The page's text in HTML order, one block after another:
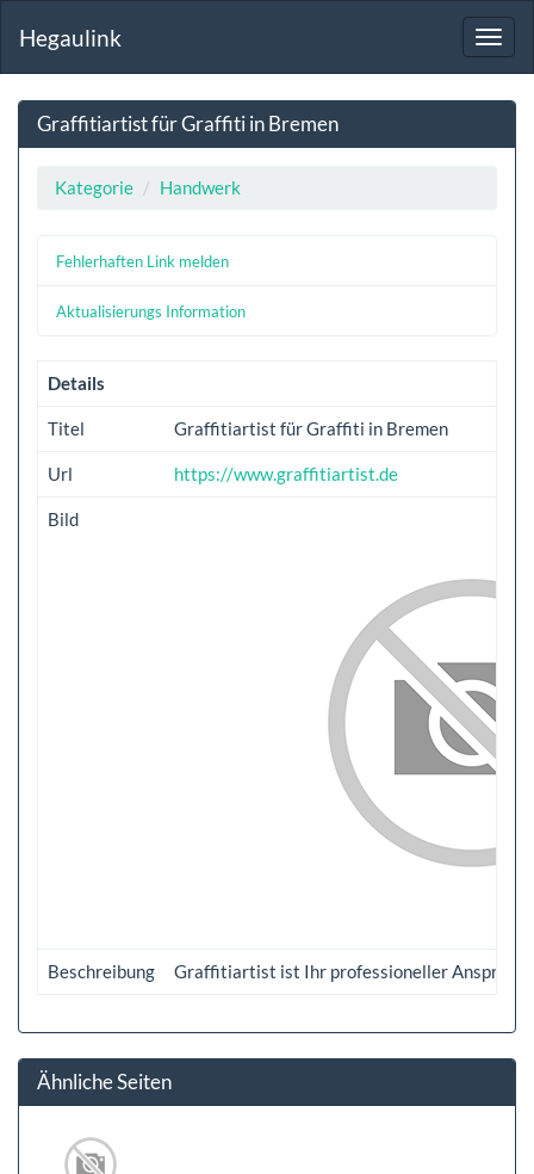
Hegaulink
Graffitiartist für Graffiti in Bremen
Kategorie Handwerk
Fehlerhaften Link melden
Aktualisierungs Information
Details
Titel Graffitiartist für Graffiti in Bremen
Url https://www.graffitiartist.de
Bild
Beschreibung Graffitiartist ist Ihr professioneller
Ähnliche Seiten